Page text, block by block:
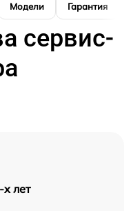
Модели Гарантия
сервис-
лет